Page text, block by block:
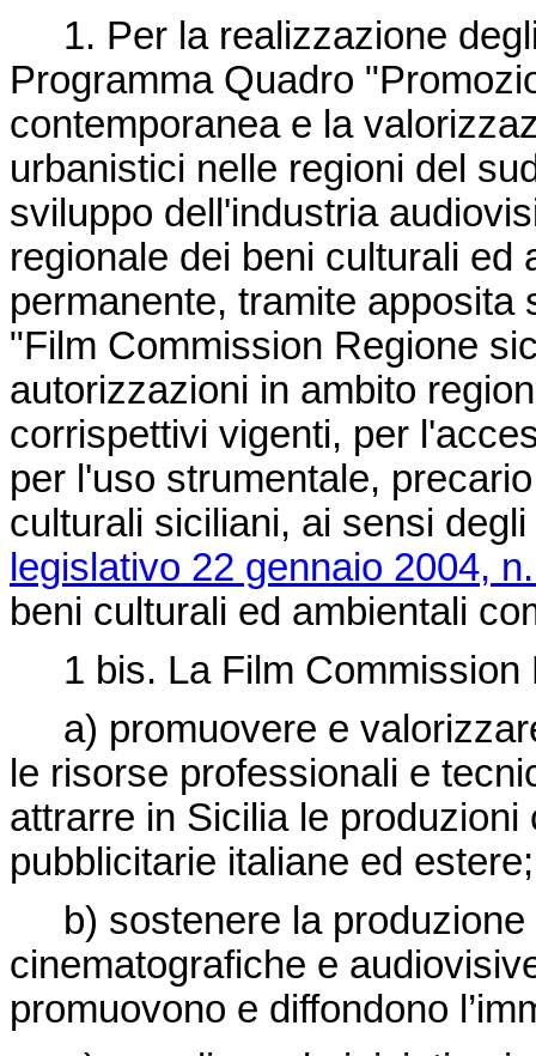
1. Per la realizzazione
Programma Quadro
contemporanea e la
urbanistici nelle regioni del
sviluppo dell'industria
regionale dei beni culturali ed
permanente, tramite apposita
"Film Commission Regione
autorizzazioni in ambito
corrispettivi vigenti, per
per l'uso strumentale,
culturali siciliani, ai sensi
legislativo 22 gennaio 2004,
beni culturali ed ambientali
1 bis. La Film Commission
a) promuovere e
le risorse professionali e
attrarre in Sicilia le
pubblicitarie italiane ed estere;
b) sostenere la produzione
cinematografiche e
promuovono e diffondono